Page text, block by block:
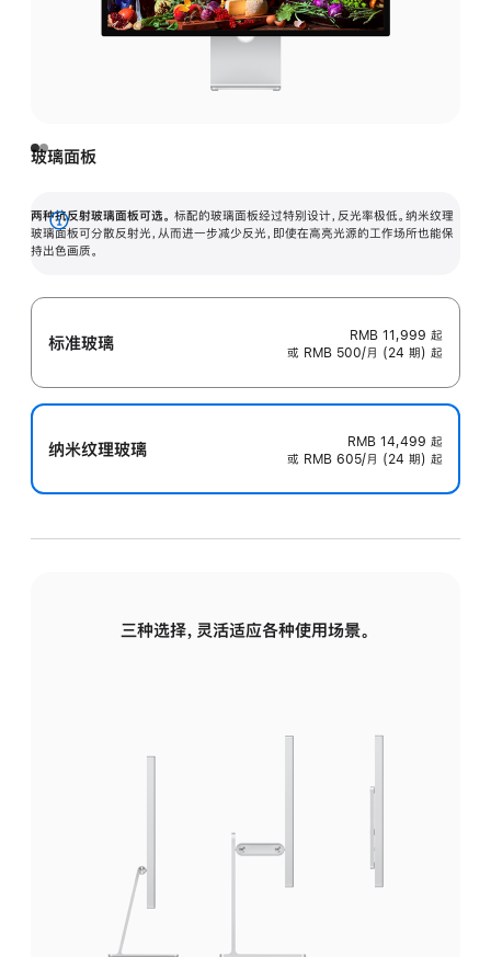
玻璃面板
两种抗反射玻璃面板可选。 标配的玻璃面板经过特别设计，反光率极低。纳米纹理
玻璃面板可分散反射光，从而进一步减少反光，即使在高亮光源的工作场所也能保
持出色画质。
展
开
标准玻璃 RMB 11,999 起
或 RMB 500/月 (24 期) 起
纳米纹理玻璃 RMB 14,499 起
或 RMB 605/月 (24 期) 起
三种选择，灵活适应各种使用场景。